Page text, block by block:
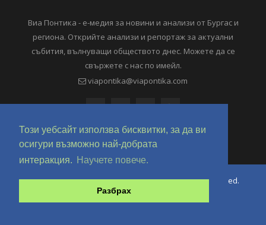
Този уебсайт използва бисквитки, за да ви
осигури възможно най-добрата
интеракция.
Научете повече.
Разбрах
Виа Понтика - е-медия за новини и анализи от Бургас и
региона. Открийте анализи и репортаж за актуални
събития, вълнуващи обществото днес. Можете да се
свържете с нас по имейл.
viapontika@viapontika.com
Copyright © 2018-2024 ViaPontika.com. All Rights Reserved.
Development @ OverHertz Ltd